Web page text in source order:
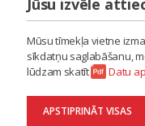
Jūsu izvēle
Mūsu tīmekļa vietne
sīkdatņu saglabāšanu,
lūdzam skatīt
Datu
APSTIPRINĀT VISAS